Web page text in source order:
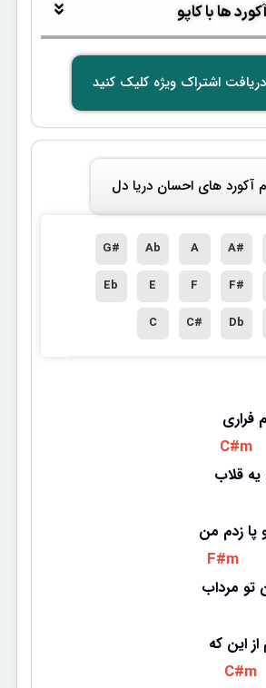
ها با کاپو
اشتراک ویژه کلیک کنید
آکورد های احسان دریا دل
A#
A
Ab
G#
F#
F
E
Eb
Db
C#
C
فراری
C#m
قلاب
زدم من
F#m
تو مرداب
این که
C#m